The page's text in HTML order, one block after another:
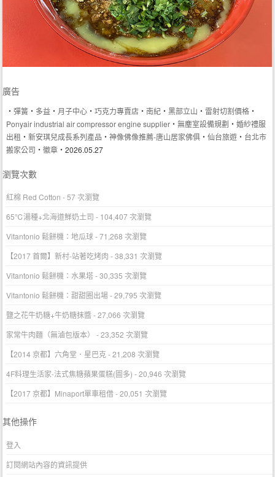
廣告
‧彈簧 ‧ 多益 ‧ 月子中心 ‧巧克力專賣店 ‧南紀 ‧黑部立山 ‧ 雷射切割價格 ‧
Ponyair industrial air compressor engine supplier ‧無塵室設備規劃 ‧婚紗禮服
出租 ‧新安琪兒成長系列產品 ‧神像佛像推薦-唐山居家佛俱 ‧仙台旅遊 ‧ 台北市
搬家公司 ‧徽章 ‧2026.05.27
瀏覽次數
紅棉 Red Cotton - 57 次瀏覽
65℃湯種+北海道鮮奶土司 - 104,407 次瀏覽
Vitantonio 鬆餅機：地瓜球- 71,268 次瀏覽
【2017 首爾】新村-站著吃烤肉 - 38,331 次瀏覽
Vitantonio 鬆餅機：水果塔- 30,335 次瀏覽
Vitantonio 鬆餅機：甜甜圈出場- 29,795 次瀏覽
鹽之花牛奶糖+牛奶糖抹醬- 27,066 次瀏覽
家常牛肉麵（無滷包版本）
- 23,352 次瀏覽
【2014 京都】六角堂．星巴克- 21,208 次瀏覽
4F料理生活家-法式焦糖蘋果蛋糕(圖多) - 20,946 次瀏覽
【2017 京都】Minaport單車租借- 20,051 次瀏覽
其他操作
登入
訂閱網站內容的資訊提供